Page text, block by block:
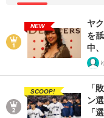
NEW
ヤ
を
中
SCOOP!
「
ン
「